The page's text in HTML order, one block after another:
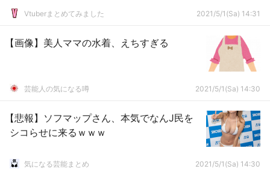
Vtuberまとめてみました 2021/5/1(Sa) 14:31
【画像】美人ママの水着、えちすぎる
芸能人の気になる噂 2021/5/1(Sa) 14:30
【悲報】ソフマップさん、本気でなんJ民を
シコらせに来るｗｗｗ
気になる芸能まとめ 2021/5/1(Sa) 14:30